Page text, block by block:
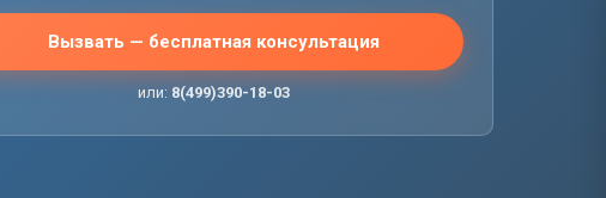
Вызвать — бесплатная консультация
или: 8(499)390-18-03